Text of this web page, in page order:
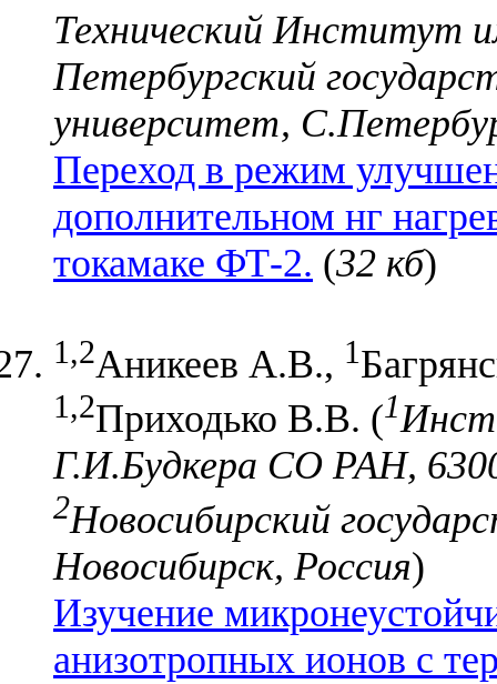
Технический
Петербургский
университет,
Переход в режим
дополнительном нг
токамаке ФТ-2. (32 кб)
1,2Аникеев А.В., 1
1,2Приходько В.В. (1
Г.И.Будкера СО РАН,
2Новосибирский
Новосибирск, Россия)
Изучение
анизотропных ионов с